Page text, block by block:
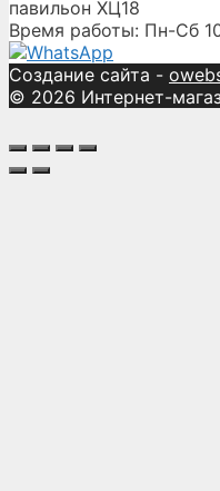
павильон ХЦ18
Время работы: Пн-Сб
Создание сайта -
© 2026 Интернет-